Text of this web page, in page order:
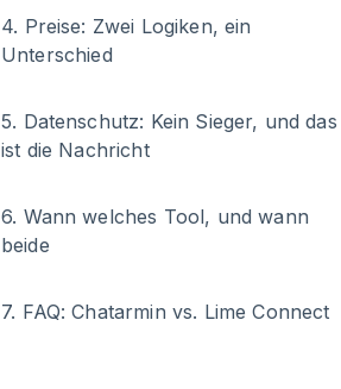
4. Preise: Zwei Logiken, ein
Unterschied
5. Datenschutz: Kein Sieger, und das
ist die Nachricht
6. Wann welches Tool, und wann
beide
7. FAQ: Chatarmin vs. Lime Connect